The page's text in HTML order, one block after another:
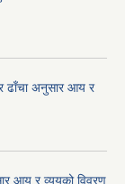
र ढाँचा अनुसार आय र
आय र व्ययको विवरण